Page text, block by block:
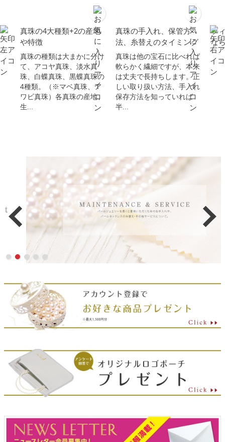
真珠の4大種類+2の産地
や特徴
真珠の種類は大まかに分け
て、アコヤ真珠、淡水真
珠、白蝶真珠、黒蝶真珠の
4種類。（※マベ真珠、ア
ワビ真珠）各真珠の産地、
生...
真珠の手入れ、保管方
法、糸替えのタイミング
真珠は他の宝石に比べれば
軟らかく繊細ですが、本来
は丈夫で長持ちします。正
しい取り扱い方法、手入れ
保存方法を知っていれば
半...
フ
な